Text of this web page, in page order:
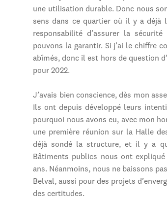
une utilisation durable. Donc nous
sens dans ce quartier où il y a déjà
responsabilité d’assurer la
pouvons la garantir. Si j’ai le chiffre
abîmés, donc il est hors de question
pour 2022.
J’avais bien conscience, dès mon
Ils ont depuis développé leurs
pourquoi nous avons eu, avec mon
une première réunion sur la Halle
déjà sondé la structure, et il y a
Bâtiments publics nous ont
ans. Néanmoins, nous ne baissons
Belval, aussi pour des projets
des certitudes.